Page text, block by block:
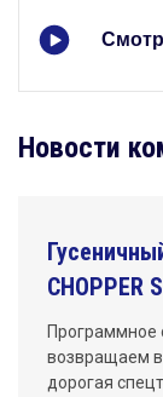
Новости
CHOPPER
Программное
возвращаем в
дорогая